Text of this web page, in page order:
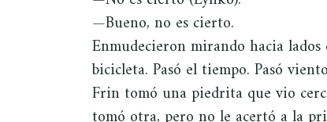
—Bueno, no es cierto.
Enmudecieron mirando hacia
bicicleta. Pasó el tiempo. Pasó
Frin tomó una piedrita que vio